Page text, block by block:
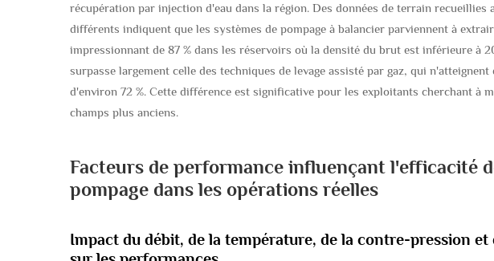
récupération par injection d'eau dans la région. Des données de terrain recueillies
différents indiquent que les systèmes de pompage à balancier parviennent à
impressionnant de 87 % dans les réservoirs où la densité du brut est inférieure à
surpasse largement celle des techniques de levage assisté par gaz, qui
d'environ 72 %. Cette différence est significative pour les exploitants cherchant à
champs plus anciens.
Facteurs de performance influençant l'efficacité
pompage dans les opérations réelles
Impact du débit, de la température, de la contre-pression et